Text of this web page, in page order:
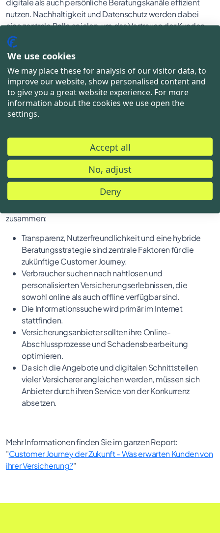
digitale als auch persönliche Beratungskanäle effizient
nutzen. Nachhaltigkeit und Datenschutz werden dabei
eine zentrale Rolle spielen, um das Vertrauen der Kunden
langfristig zu erhalten.“
Wie sich Anbieter neu erfinden müssen
Der Report basiert auf ausführlichen Interviews mit zehn
Personen im Alter von 20 bis 60 Jahren, darunter
Studenten, Selbständige und Angestellte mit
strukturiertes Fragebogendesign verwendet, um
spezifische Themen abzudecken und vergleichbare Daten
zusammen:
Transparenz, Nutzerfreundlichkeit und eine hybride
Beratungsstrategie sind zentrale Faktoren für die
zukünftige Customer Journey.
Verbraucher suchen nach nahtlosen und
personalisierten Versicherungserlebnissen, die
sowohl online als auch offline verfügbar sind.
Die Informationssuche wird primär im Internet
stattfinden.
Versicherungsanbieter sollten ihre Online-
Abschlussprozesse und Schadensbearbeitung
optimieren.
Da sich die Angebote und digitalen Schnittstellen
vieler Versicherer angleichen werden, müssen sich
Anbieter durch ihren Service von der Konkurrenz
absetzen.
Mehr Informationen finden Sie im ganzen Report:
"Customer Journey der Zukunft - Was erwarten Kunden von
ihrer Versicherung?"
We use cookies
We may place these for analysis of our visitor data, to
improve our website, show personalised content and
to give you a great website experience. For more
information about the cookies we use open the
settings.
Accept all
No, adjust
Deny